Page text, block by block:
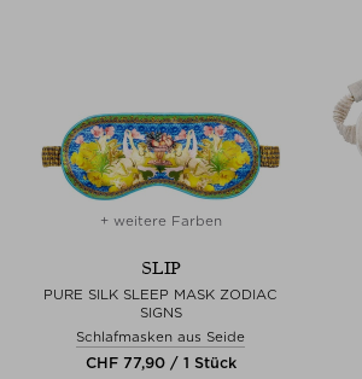
+ weitere Farben
SLIP
PURE SILK SLEEP MASK ZODIAC
SIGNS
Schlafmasken aus Seide
CHF 77,90 / 1 Stück